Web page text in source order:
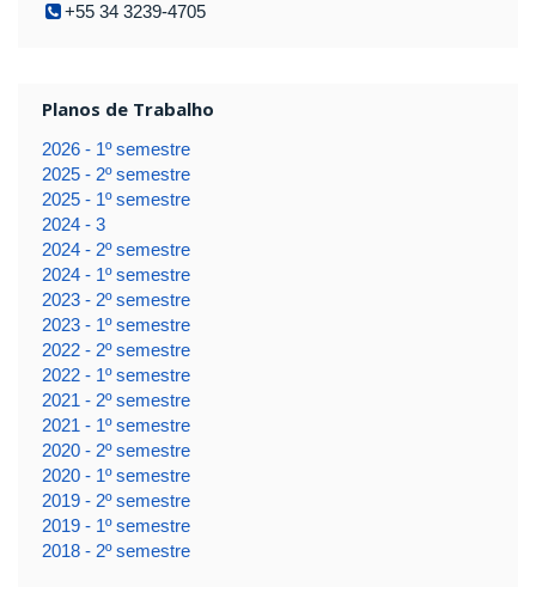
+55 34 3239-4705
Planos de Trabalho
2026 - 1º semestre
2025 - 2º semestre
2025 - 1º semestre
2024 - 3
2024 - 2º semestre
2024 - 1º semestre
2023 - 2º semestre
2023 - 1º semestre
2022 - 2º semestre
2022 - 1º semestre
2021 - 2º semestre
2021 - 1º semestre
2020 - 2º semestre
2020 - 1º semestre
2019 - 2º semestre
2019 - 1º semestre
2018 - 2º semestre